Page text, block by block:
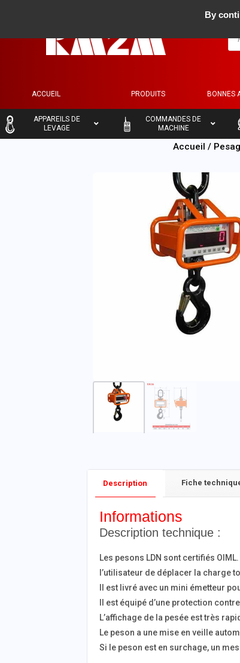
ACCUEIL
– PRODUITS
– BONNES
APPAREILS DE
LEVAGE
COMMANDES DE
MACHINE
Accueil /
Description Fiche
Informations
Description technique :
Les pesons LDN sont certifiés
l’utilisateur de déplacer la charge
Il est livré avec un mini émetteur
Il est équipé d’une protection
L’affichage de la pesée est très
Le peson a une mise en veille
Si le peson est en surchage, un
By